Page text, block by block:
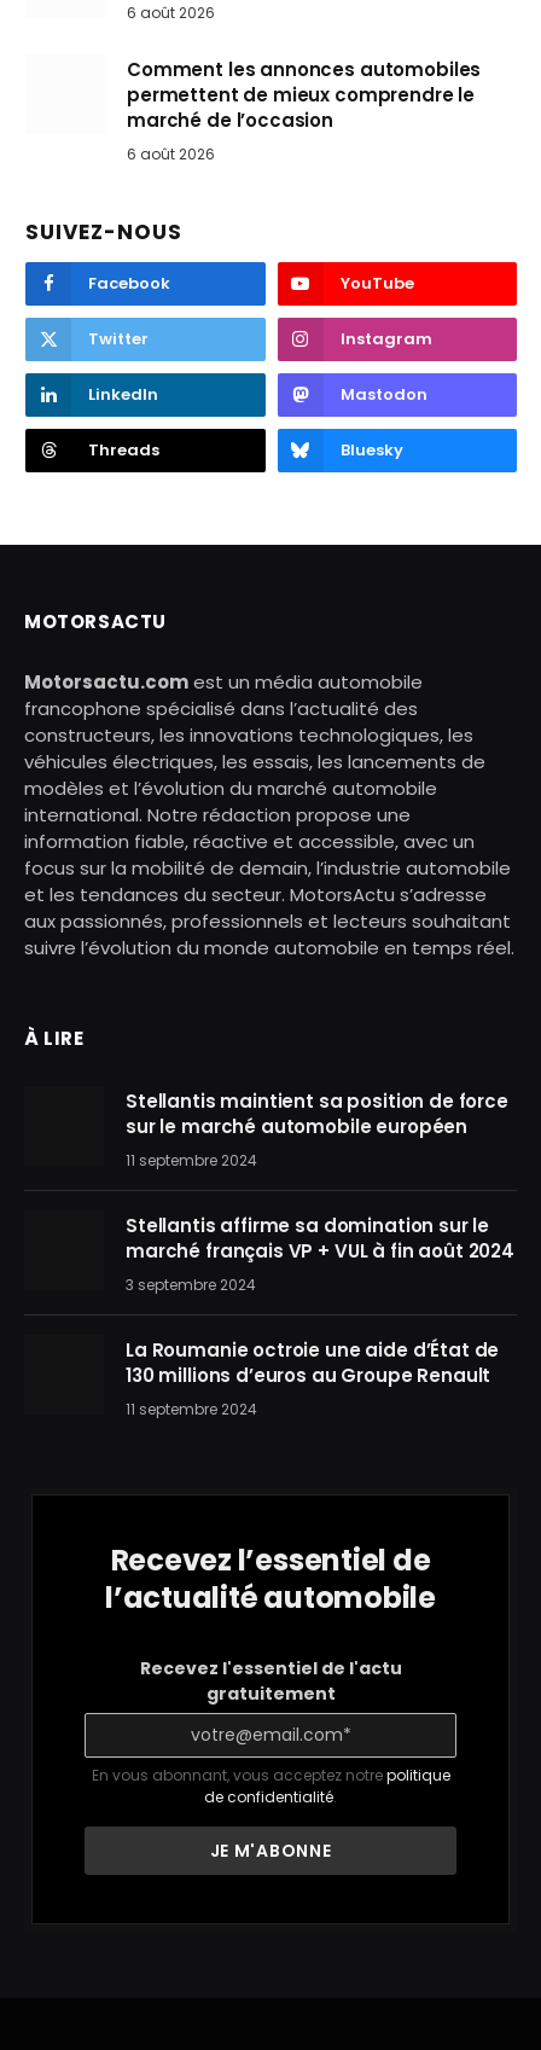
6 août 2026
Comment les annonces automobiles
permettent de mieux comprendre le
marché de l’occasion
6 août 2026
SUIVEZ-NOUS
Facebook YouTube
Twitter Instagram
LinkedIn Mastodon
Threads Bluesky
MOTORSACTU
Motorsactu.comest un média automobile
francophone spécialisé dans l’actualité des
constructeurs, les innovations technologiques, les
véhicules électriques, les essais, les lancements de
modèles et l’évolution du marché automobile
international. Notre rédaction propose une
information fiable, réactive et accessible, avec un
focus sur la mobilité de demain, l’industrie automobile
et les tendances du secteur. MotorsActu s’adresse
aux passionnés, professionnels et lecteurs souhaitant
suivre l’évolution du monde automobile en temps réel.
À LIRE
Stellantis maintient sa position de force
sur le marché automobile européen
11 septembre 2024
Stellantis affirme sa domination sur le
marché français VP + VUL à fin août 2024
3 septembre 2024
La Roumanie octroie une aide d’État de
130 millions d’euros au Groupe Renault
11 septembre 2024
Recevez l’essentiel de
l’actualité automobile
Recevez l'essentiel de l'actu
gratuitement
En vous abonnant, vous acceptez notrepolitique
de confidentialité.